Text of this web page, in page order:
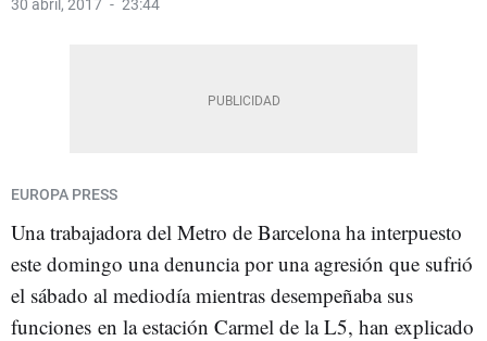
30 abril, 2017 23:44
EUROPA PRESS
Una trabajadora del Metro de Barcelona ha interpuesto
este domingo una denuncia por una agresión que sufrió
el sábado al mediodía mientras desempeñaba sus
funciones en la estación Carmel de la L5, han explicado